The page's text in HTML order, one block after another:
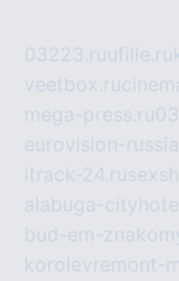
03223.ruufille.ru
veetbox.ru
mega-press.ru
eurovision-
itrack-24.ru
alabuga-
bud-em-
korolevremont-